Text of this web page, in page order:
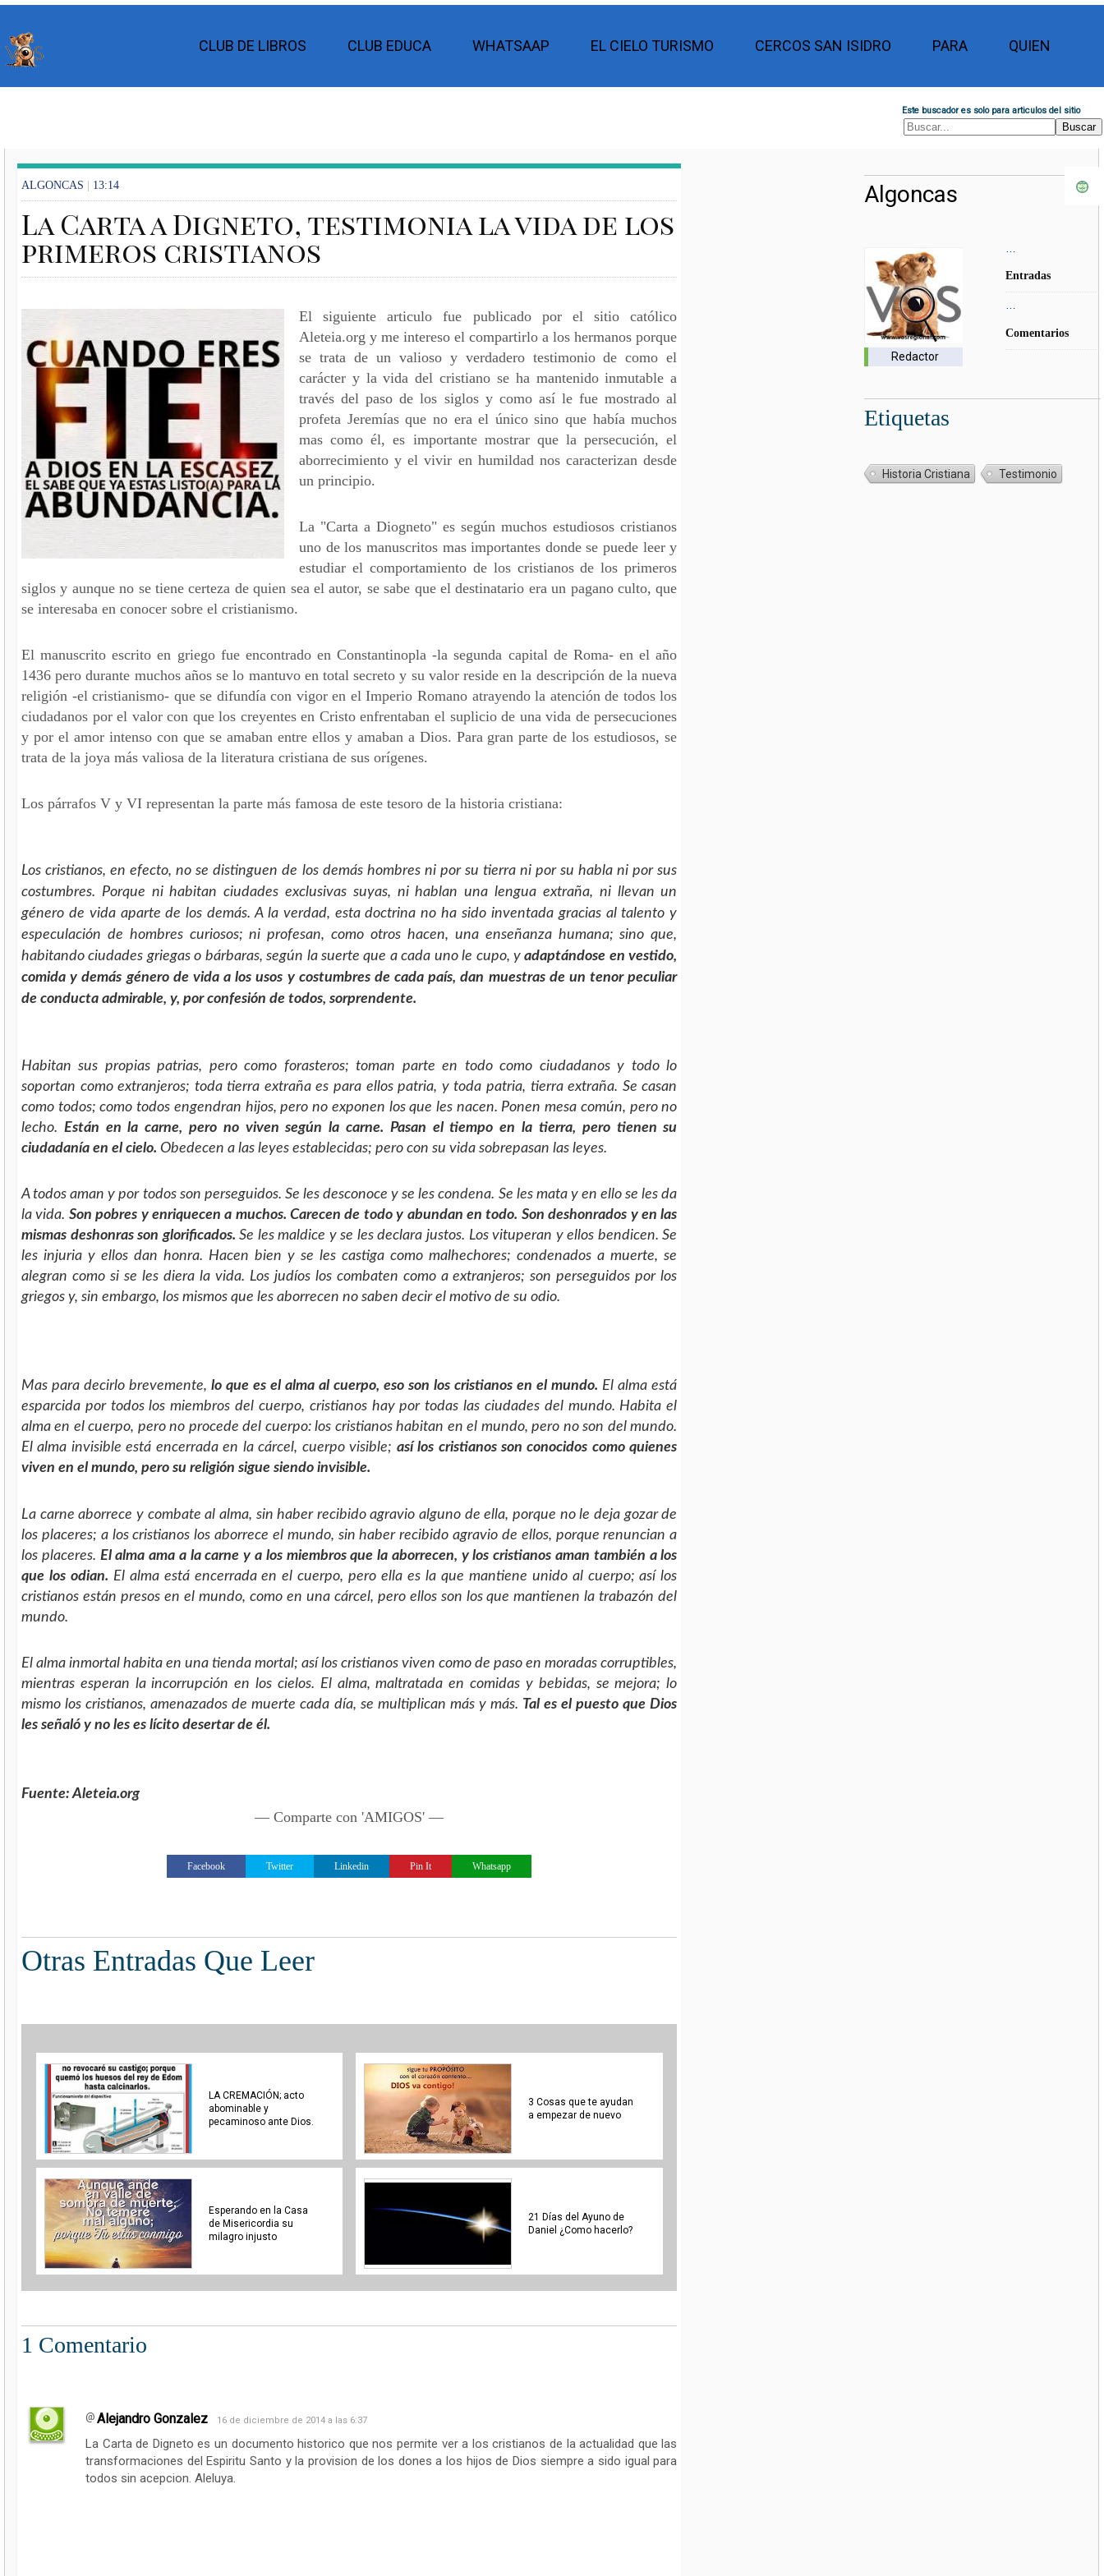
CLUB DE LIBROS CLUB EDUCA WHATSAAP EL CIELO TURISMO CERCOS SAN ISIDRO PARA QUIEN
Este buscador es solo para articulos del sitio
ALGONCAS | 13:14
La Carta a Digneto, testimonia la vida de los
primeros cristianos
El siguiente articulo fue publicado por el sitio católico
Aleteia.org y me intereso el compartirlo a los hermanos porque
se trata de un valioso y verdadero testimonio de como el
carácter y la vida del cristiano se ha mantenido inmutable a
través del paso de los siglos y como así le fue mostrado al
profeta Jeremías que no era el único sino que había muchos
mas como él, es importante mostrar que la persecución, el
aborrecimiento y el vivir en humildad nos caracterizan desde
un principio.
La "Carta a Diogneto" es según muchos estudiosos cristianos
uno de los manuscritos mas importantes donde se puede leer y
estudiar el comportamiento de los cristianos de los primeros
siglos y aunque no se tiene certeza de quien sea el autor, se sabe que el destinatario era un pagano culto, que
se interesaba en conocer sobre el cristianismo.
El manuscrito escrito en griego fue encontrado en Constantinopla -la segunda capital de Roma- en el año
1436 pero durante muchos años se lo mantuvo en total secreto y su valor reside en la descripción de la nueva
religión -el cristianismo- que se difundía con vigor en el Imperio Romano atrayendo la atención de todos los
ciudadanos por el valor con que los creyentes en Cristo enfrentaban el suplicio de una vida de persecuciones
y por el amor intenso con que se amaban entre ellos y amaban a Dios. Para gran parte de los estudiosos, se
trata de la joya más valiosa de la literatura cristiana de sus orígenes.
Los párrafos V y VI representan la parte más famosa de este tesoro de la historia cristiana:
Los cristianos, en efecto, no se distinguen de los demás hombres ni por su tierra ni por su habla ni por sus
costumbres. Porque ni habitan ciudades exclusivas suyas, ni hablan una lengua extraña, ni llevan un
género de vida aparte de los demás. A la verdad, esta doctrina no ha sido inventada gracias al talento y
especulación de hombres curiosos; ni profesan, como otros hacen, una enseñanza humana; sino que,
habitando ciudades griegas o bárbaras, según la suerte que a cada uno le cupo, yadaptándose en vestido,
comida y demás género de vida a los usos y costumbres de cada país, dan muestras de un tenor peculiar
de conducta admirable, y, por confesión de todos, sorprendente.
Habitan sus propias patrias, pero como forasteros; toman parte en todo como ciudadanos y todo lo
soportan como extranjeros; toda tierra extraña es para ellos patria, y toda patria, tierra extraña. Se casan
como todos; como todos engendran hijos, pero no exponen los que les nacen. Ponen mesa común, pero no
lecho. Están en la carne, pero no viven según la carne. Pasan el tiempo en la tierra, pero tienen su
ciudadanía en el cielo. Obedecen a las leyes establecidas; pero con su vida sobrepasan las leyes.
A todos aman y por todos son perseguidos. Se les desconoce y se les condena. Se les mata y en ello se les da
la vida. Son pobres y enriquecen a muchos. Carecen de todo y abundan en todo. Son deshonrados y en las
mismas deshonras son glorificados.Se les maldice y se les declara justos. Los vituperan y ellos bendicen. Se
les injuria y ellos dan honra. Hacen bien y se les castiga como malhechores; condenados a muerte, se
alegran como si se les diera la vida. Los judíos los combaten como a extranjeros; son perseguidos por los
griegos y, sin embargo, los mismos que les aborrecen no saben decir el motivo de su odio.
Mas para decirlo brevemente, lo que es el alma al cuerpo, eso son los cristianos en el mundo. El alma está
esparcida por todos los miembros del cuerpo, cristianos hay por todas las ciudades del mundo. Habita el
alma en el cuerpo, pero no procede del cuerpo: los cristianos habitan en el mundo, pero no son del mundo.
El alma invisible está encerrada en la cárcel, cuerpo visible; así los cristianos son conocidos como quienes
viven en el mundo, pero su religión sigue siendo invisible.
La carne aborrece y combate al alma, sin haber recibido agravio alguno de ella, porque no le deja gozar de
los placeres; a los cristianos los aborrece el mundo, sin haber recibido agravio de ellos, porque renuncian a
los placeres. El alma ama a la carne y a los miembros que la aborrecen, y los cristianos aman también a los
que los odian. El alma está encerrada en el cuerpo, pero ella es la que mantiene unido al cuerpo; así los
cristianos están presos en el mundo, como en una cárcel, pero ellos son los que mantienen la trabazón del
mundo.
El alma inmortal habita en una tienda mortal; así los cristianos viven como de paso en moradas corruptibles,
mientras esperan la incorrupción en los cielos. El alma, maltratada en comidas y bebidas, se mejora; lo
mismo los cristianos, amenazados de muerte cada día, se multiplican más y más. Tal es el puesto que Dios
les señaló y no les es lícito desertar de él.
Fuente: Aleteia.org
— Comparte con 'AMIGOS' —
Facebook Twitter Linkedin Pin It Whatsapp
Otras Entradas Que Leer
LA CREMACIÓN; acto
abominable y
pecaminoso ante Dios.
3 Cosas que te ayudan
a empezar de nuevo
Esperando en la Casa
de Misericordia su
milagro injusto
21 Días del Ayuno de
Daniel ¿Como hacerlo?
1 Comentario
Alejandro Gonzalez 16 de diciembre de 2014 a las 6:37
La Carta de Digneto es un documento historico que nos permite ver a los cristianos de la actualidad que las
transformaciones del Espiritu Santo y la provision de los dones a los hijos de Dios siempre a sido igual para
todos sin acepcion. Aleluya.
Algoncas
Redactor
Entradas
…
Comentarios
Etiquetas
Historia Cristiana Testimonio